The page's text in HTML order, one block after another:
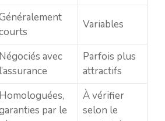
Variables
Négociés avec
l’assurance
Parfois plus
attractifs
Homologuées,
par le
À vérifier
selon le